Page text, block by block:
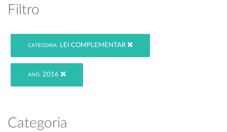
Filtro
CATEGORIA: LEI COMPLEMENTAR
ANO: 2016
Categoria